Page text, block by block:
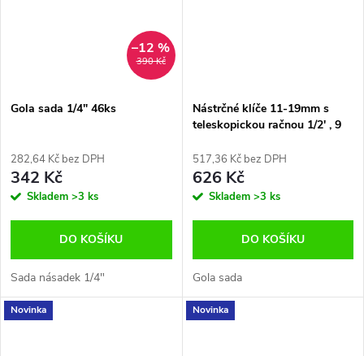
390 Kč
–12 %
Gola sada 1/4" 46ks
282,64 Kč bez DPH
342 Kč
Skladem >3 ks
DO KOŠÍKU
Sada násadek 1/4"
Nástrčné klíče 11-19mm s
teleskopickou račnou 1/2' , 9
517,36 Kč bez DPH
626 Kč
Skladem >3 ks
DO KOŠÍKU
Gola sada
Novinka Novinka